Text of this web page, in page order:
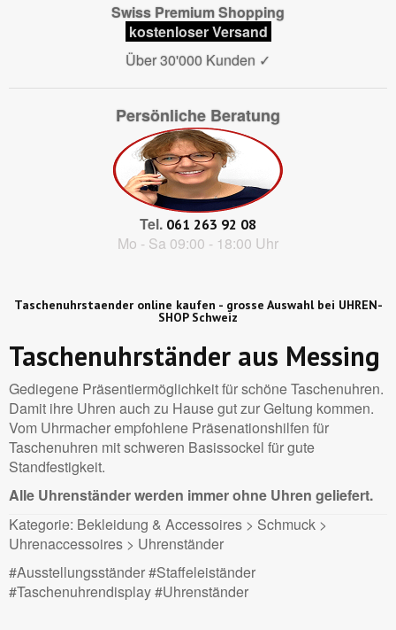
Swiss Premium Shopping
kostenloser Versand
Über 30'000 Kunden ✓
Persönliche Beratung
Tel. 061 263 92 08
Mo - Sa 09:00 - 18:00 Uhr
Taschenuhrstaender online kaufen - grosse Auswahl bei UHREN-
SHOP Schweiz
Taschenuhrständer aus Messing
Gediegene Präsentiermöglichkeit für schöne Taschenuhren.
Damit ihre Uhren auch zu Hause gut zur Geltung kommen.
Vom Uhrmacher empfohlene Präsenationshilfen für
Taschenuhren mit schweren Basissockel für gute
Standfestigkeit.
Alle Uhrenständer werden immer ohne Uhren geliefert.
Kategorie: Bekleidung & Accessoires > Schmuck >
Uhrenaccessoires > Uhrenständer
#Ausstellungsständer #Staffeleiständer
#Taschenuhrendisplay #Uhrenständer